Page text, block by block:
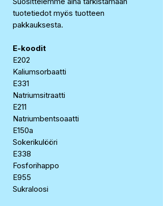
tuotetiedot myös tuotteen
pakkauksesta.
E-koodit
E202
Kaliumsorbaatti
E331
Natriumsitraatti
E211
Natriumbentsoaatti
E150a
Sokerikulööri
E338
Fosforihappo
E955
Sukraloosi